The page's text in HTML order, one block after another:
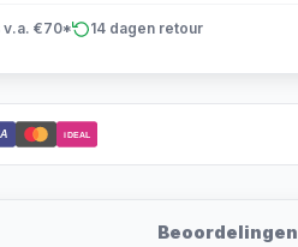
v.a. €70* 14 dagen retour
iDEAL
Beoordelingen